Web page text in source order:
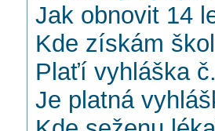
Jak obnovit 14
Kde získám
Plaťí vyhláška
Je platná